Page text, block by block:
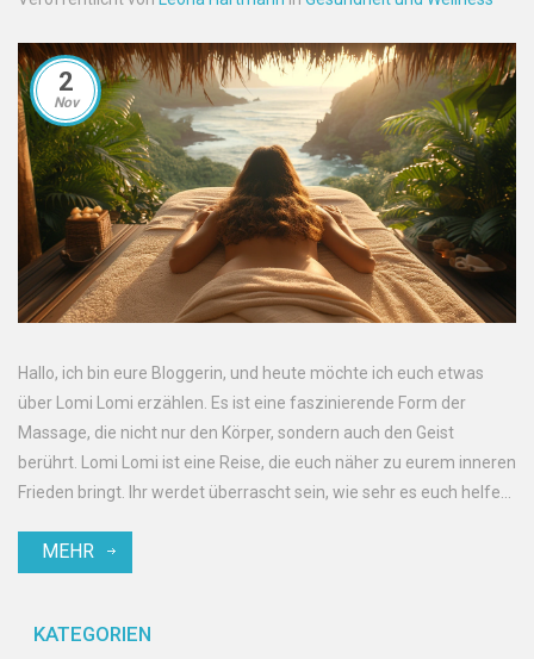
2
Nov
Hallo, ich bin eure Bloggerin, und heute möchte ich euch etwas
über Lomi Lomi erzählen. Es ist eine faszinierende Form der
Massage, die nicht nur den Körper, sondern auch den Geist
berührt. Lomi Lomi ist eine Reise, die euch näher zu eurem inneren
Frieden bringt. Ihr werdet überrascht sein, wie sehr es euch helfen
emotionalen Ebene zu erfahren. Tretet ein in die Welt der
MEHR
KATEGORIEN